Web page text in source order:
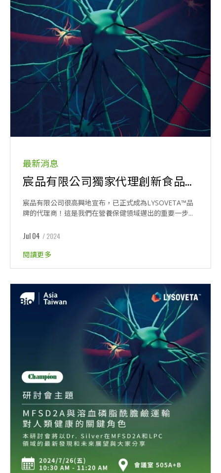
最新消息
宸品有限公司獨家代理創新食品補充劑- LYSOVETA™
宸品有限公司很高興地宣布，已正式成為LYSOVETA™品
牌的代理商！這是我們在營養保健領域邁出的重要一步...
Jul 04 / 2024
閱讀更多